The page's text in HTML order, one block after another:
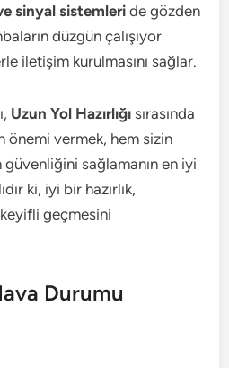
ve sinyal sistemleri de gözden
düzgün çalışıyor
iletişim kurulmasını sağlar.
Uzun Yol Hazırlığı sırasında
önemi vermek, hem sizin
sağlamanın en iyi
ki, iyi bir hazırlık,
geçmesini
Durumu